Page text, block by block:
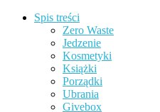
Spis treści
Zero Waste
Jedzenie
Kosmetyki
Książki
Porządki
Ubrania
Givebox